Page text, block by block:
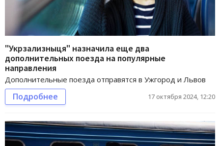
"Укрзализныця" назначила еще два
дополнительных поезда на популярные
направления
Дополнительные поезда отправятся в Ужгород и Львов
Подробнее 17 октября 2024, 12:20